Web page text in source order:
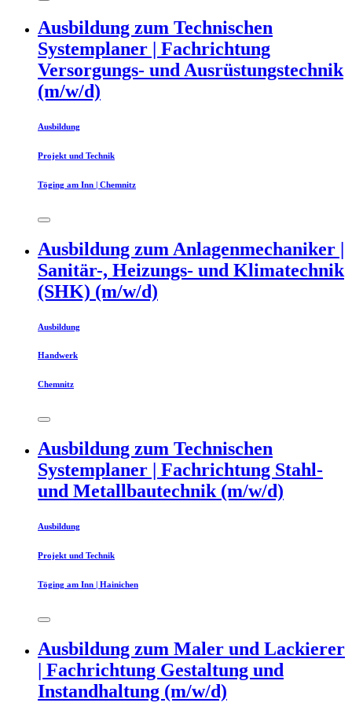
Ausbildung zum Technischen
Systemplaner | Fachrichtung
Versorgungs- und Ausrüstungstechnik
(m/w/d)
Ausbildung
Projekt und Technik
Töging am Inn | Chemnitz
Ausbildung zum Anlagenmechaniker |
Sanitär-, Heizungs- und Klimatechnik
(SHK) (m/w/d)
Ausbildung
Handwerk
Chemnitz
Ausbildung zum Technischen
Systemplaner | Fachrichtung Stahl-
und Metallbautechnik (m/w/d)
Ausbildung
Projekt und Technik
Töging am Inn | Hainichen
Ausbildung zum Maler und Lackierer
| Fachrichtung Gestaltung und
Instandhaltung (m/w/d)